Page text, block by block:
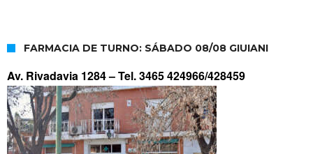
FARMACIA DE TURNO: SÁBADO 08/08 GIUIANI
Av. Rivadavia 1284 –Tel. 3465 424966/428459